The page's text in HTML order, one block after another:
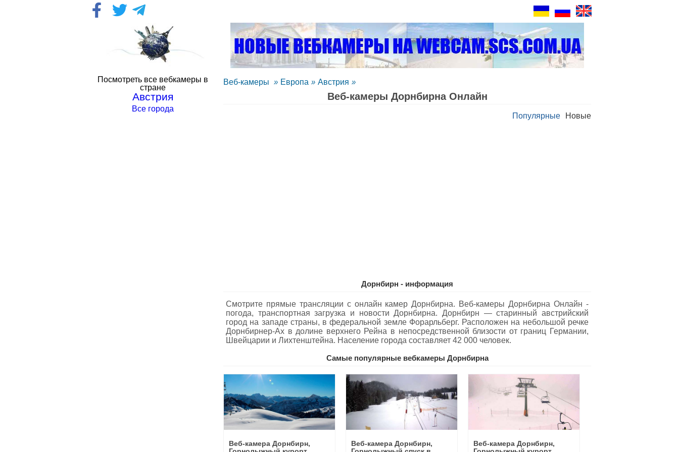
Посмотреть все вебкамеры в
стране
Австрия
Все города
Веб-камеры » Европа » Австрия »
Веб-камеры Дорнбирна Oнлайн
Новые
Популярные
Дорнбирн - информация
Смотрите прямые трансляции с онлайн камер Дорнбирна. Веб-камеры Дорнбирна Oнлайн -
погода, транспортная загрузка и новости Дорнбирна. Дорнбирн — старинный австрийский
город на западе страны, в федеральной земле Форарльберг. Расположен на небольшой речке
Дорнбирнер-Ах в долине верхнего Рейна в непосредственной близости от границ Германии,
Швейцарии и Лихтенштейна. Население города составляет 42 000 человек.
Самые популярные вебкамеры Дорнбирна
Веб-камера Дорнбирн,
Веб-камера Дорнбирн,
Веб-камера Дорнбирн,